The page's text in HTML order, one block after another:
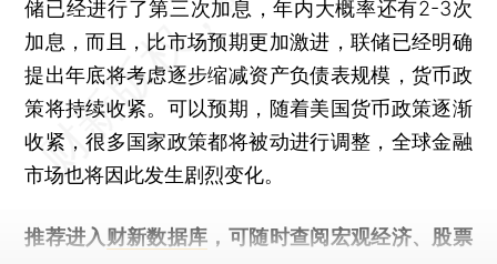
储已经进行了第三次加息，年内大概率还有2-3次
加息，而且，比市场预期更加激进，联储已经明确
提出年底将考虑逐步缩减资产负债表规模，货币政
策将持续收紧。可以预期，随着美国货币政策逐渐
收紧，很多国家政策都将被动进行调整，全球金融
市场也将因此发生剧烈变化。
推荐进入 财新数据库 ，可随时查阅宏观经济、股票